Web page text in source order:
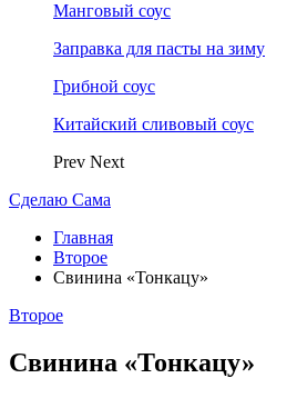
Манговый соус
Заправка для пасты на зиму
Грибной соус
Китайский сливовый соус
Prev Next
Сделаю Сама
Главная
Второе
Свинина «Тонкацу»
Второе
Свинина «Тонкацу»